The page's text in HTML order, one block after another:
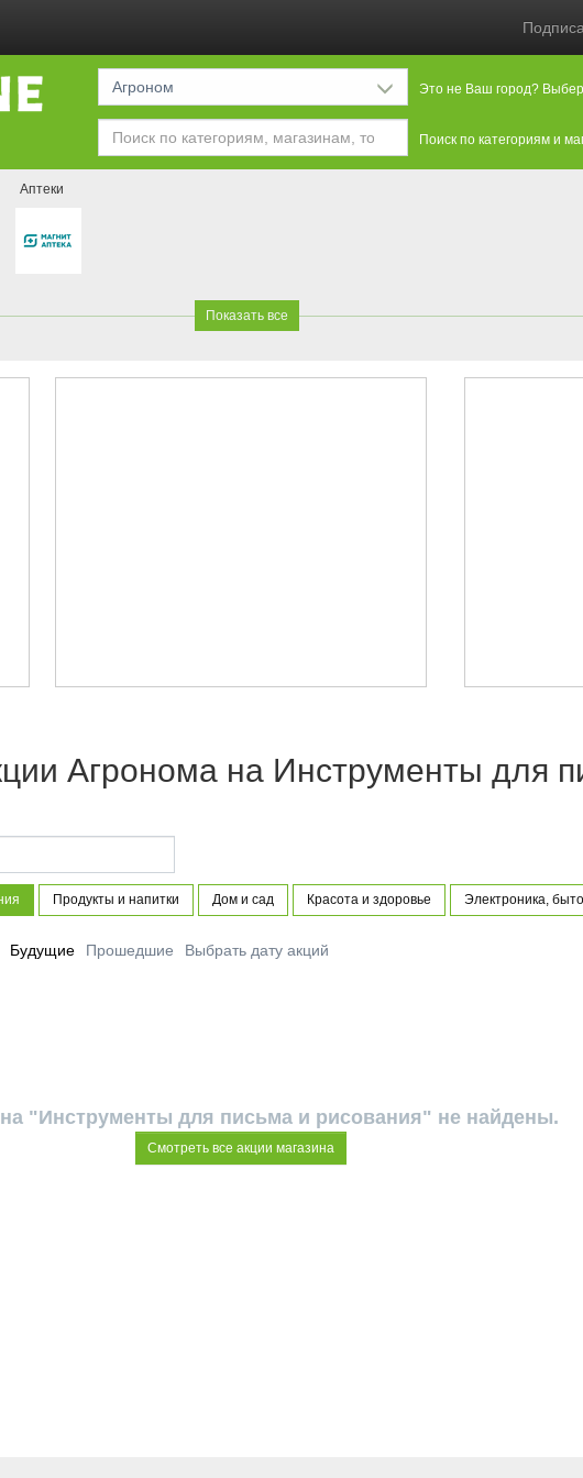
Агроном Это не Ваш город?
Поиск по категориям и
Аптеки
Показать все
Агронома на Инструменты для
Продукты и напитки Дом и сад Красота и здоровье Электроника,
Будущие Прошедшие Выбрать дату акций
"Инструменты для письма и рисования" не найдены.
Смотреть все акции магазина